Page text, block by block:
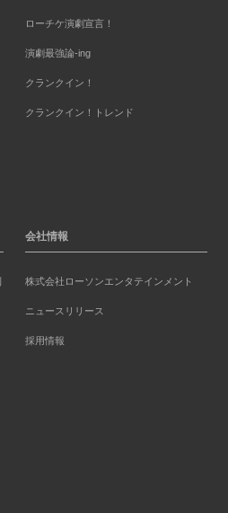
ローチケ演劇宣言！
演劇最強論-ing
クランクイン！
クランクイン！トレンド
会社情報
株式会社ローソンエンタテインメント
ニュースリリース
採用情報